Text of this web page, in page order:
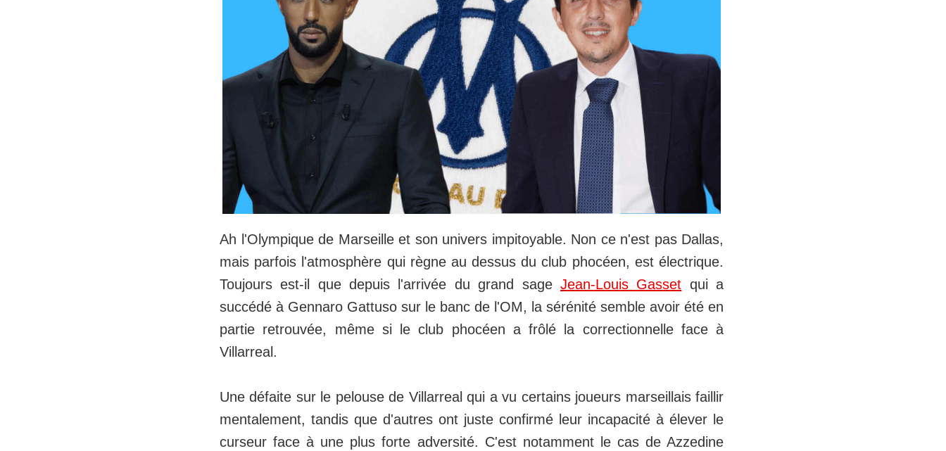
Ah l'Olympique de Marseille et son univers impitoyable. Non ce n'est pas Dallas,
mais parfois l'atmosphère qui règne au dessus du club phocéen, est électrique.
Toujours est-il que depuis l'arrivée du grand sage Jean-Louis Gasset qui a
succédé à Gennaro Gattuso sur le banc de l'OM, la sérénité semble avoir été en
partie retrouvée, même si le club phocéen a frôlé la correctionnelle face à
Villarreal.
Une défaite sur le pelouse de Villarreal qui a vu certains joueurs marseillais faillir
mentalement, tandis que d'autres ont juste confirmé leur incapacité à élever le
curseur face à une plus forte adversité. C'est notamment le cas de Azzedine